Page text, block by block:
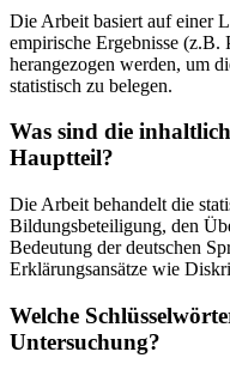
Die Arbeit basiert auf einer
empirische Ergebnisse
herangezogen werden, um
statistisch zu belegen.
Was sind die
Hauptteil?
Die Arbeit behandelt die
Bildungsbeteiligung, den
Bedeutung der deutschen
Erklärungsansätze wie
Welche
Untersuchung?